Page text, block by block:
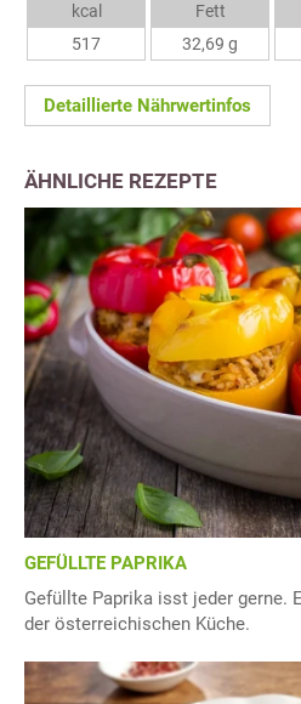
kcal
517
Fett
32,69 g
Detaillierte Nährwertinfos
ÄHNLICHE REZEPTE
GEFÜLLTE PAPRIKA
Gefüllte Paprika isst jeder gerne.
der österreichischen Küche.